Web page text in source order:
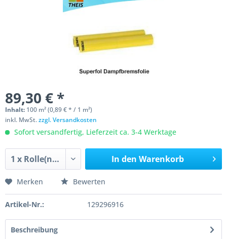
89,30 € *
Inhalt: 100 m² (0,89 € * / 1 m²)
inkl. MwSt.zzgl. Versandkosten
Sofort versandfertig, Lieferzeit ca. 3-4 Werktage
In den Warenkorb
Merken Bewerten
Artikel-Nr.: 129296916
Beschreibung